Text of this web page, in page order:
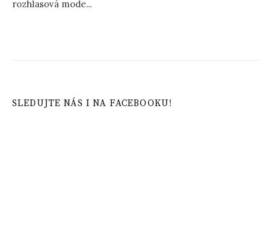
rozhlasová mode...
SLEDUJTE NÁS I NA FACEBOOKU!